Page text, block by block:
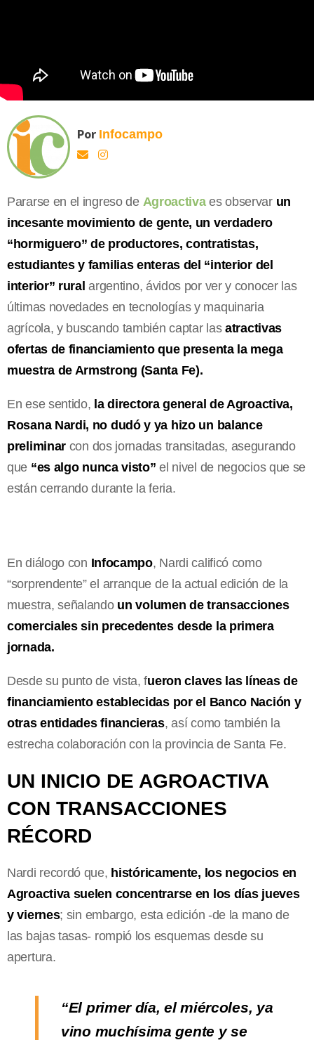
Por Infocampo
Pararse en el ingreso de Agroactivaes observar un
incesante movimiento de gente, un verdadero
“hormiguero” de productores, contratistas,
estudiantes y familias enteras del “interior del
interior” rural argentino, ávidos por ver y conocer las
últimas novedades en tecnologías y maquinaria
agrícola, y buscando también captar lasatractivas
ofertas de financiamiento que presenta la mega
muestra de Armstrong (Santa Fe).
En ese sentido, la directora general de Agroactiva,
Rosana Nardi, no dudó y ya hizo un balance
preliminar con dos jornadas transitadas, asegurando
que “es algo nunca visto” el nivel de negocios que se
están cerrando durante la feria.
En diálogo con Infocampo, Nardi calificó como
“sorprendente” el arranque de la actual edición de la
muestra, señalando un volumen de transacciones
comerciales sin precedentes desde la primera
jornada.
Desde su punto de vista, fueron claves las líneas de
financiamiento establecidas por el Banco Nación y
otras entidades financieras, así como también la
estrecha colaboración con la provincia de Santa Fe.
UN INICIO DE AGROACTIVA
CON TRANSACCIONES
RÉCORD
Nardi recordó que, históricamente, los negocios en
Agroactiva suelen concentrarse en los días jueves
y viernes; sin embargo, esta edición -de la mano de
las bajas tasas- rompió los esquemas desde su
apertura.
“El primer día, el miércoles, ya
vino muchísima gente y se